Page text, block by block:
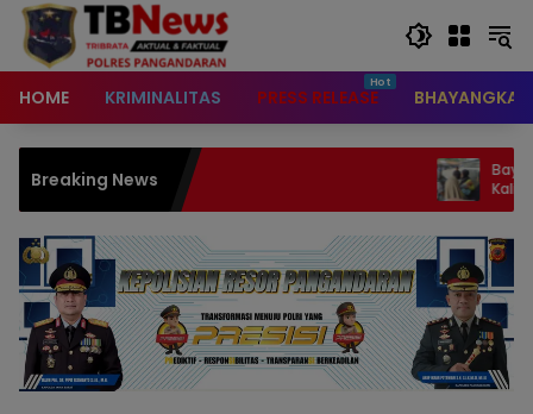
content
HOME KRIMINALITAS PRESS RELEASE BHAYANGKARI
Breaking News
Bayi Perempuan
Kalipucang,
Orang Tua